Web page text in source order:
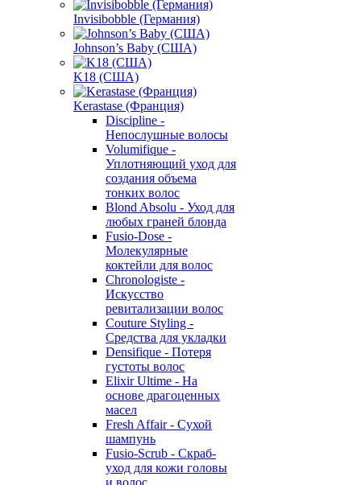
Invisibobble (Германия)
Johnson’s Baby (США)
K18 (США)
Kerastase (Франция)
Discipline -
Непослушные волосы
Volumifique -
Уплотняющий уход для
создания объема
тонких волос
Blond Absolu - Уход для
любых граней блонда
Fusio-Dose -
Молекулярные
коктейли для волос
Chronologiste -
Искусство
ревитализации волос
Couture Styling -
Средства для укладки
Densifique - Потеря
густоты волос
Elixir Ultime - На
основе драгоценных
масел
Fresh Affair - Сухой
шампунь
Fusio-Scrub - Скраб-
уход для кожи головы
и волос